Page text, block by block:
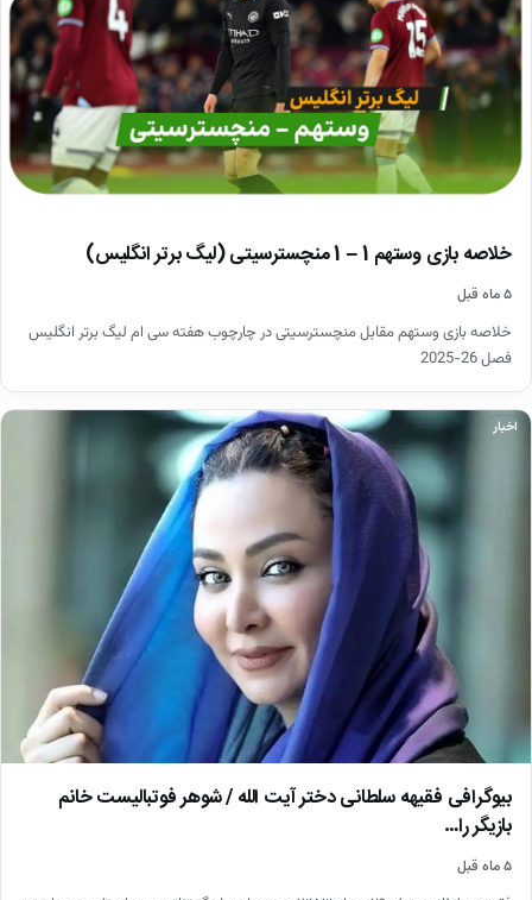
خلاصه بازی وستهم 1 – 1 منچسترسیتی (لیگ برتر انگلیس)
۵ ماه قبل
خلاصه بازی وستهم مقابل منچسترسیتی در چارچوب هفته سی ام لیگ برتر انگلیس
فصل 26-2025
اخبار
بیوگرافی فقیهه سلطانی دختر آیت الله / شوهر فوتبالیست خانم
بازیگر را…
۵ ماه قبل